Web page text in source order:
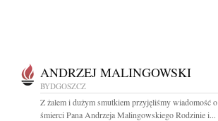
ANDRZEJ MALINGOWSKI
BYDGOSZCZ
Z żalem i dużym smutkiem przyjęliśmy wiadomość o
śmierci Pana Andrzeja Malingowskiego Rodzinie i...